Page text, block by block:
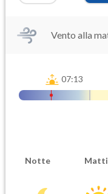
Vento alla
07:13
Notte